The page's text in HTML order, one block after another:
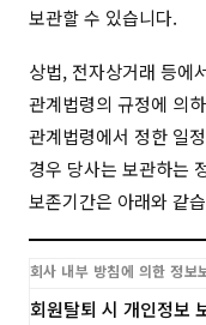
보관할 수 있습니다.
상법, 전자상거래 등에
관계법령의 규정에 의
관계법령에서 정한 일
경우 당사는 보관하는
보존기간은 아래와 같
회사 내부 방침에 의한 정보
회원탈퇴 시 개인정보